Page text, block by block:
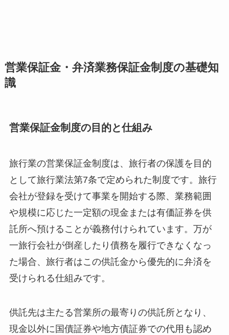
営業保証金・弁済業務保証金制度の基礎知
識
営業保証金制度の目的と仕組み
旅行業の営業保証金制度は、旅行者の保護を目的
として旅行業法第7条で定められた制度です。旅行
会社が登録を受けて事業を開始する際、業務範囲
や規模に応じた一定額の現金または有価証券を供
託所へ預けることが義務付けられています。万が
一旅行会社が倒産したり債務を履行できなくなっ
た場合、旅行者はこの供託金から優先的に弁済を
受けられる仕組みです。
供託先は主たる営業所の最寄りの供託所となり、
現金以外に国債証券や地方債証券での代用も認め